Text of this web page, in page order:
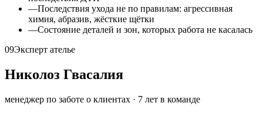
—Последствия ухода не по правилам: агрессивная
химия, абразив, жёсткие щётки
—Состояние деталей и зон, которых работа не касалась
09Эксперт ателье
Николоз Гвасалия
менеджер по заботе о клиентах · 7 лет в команде